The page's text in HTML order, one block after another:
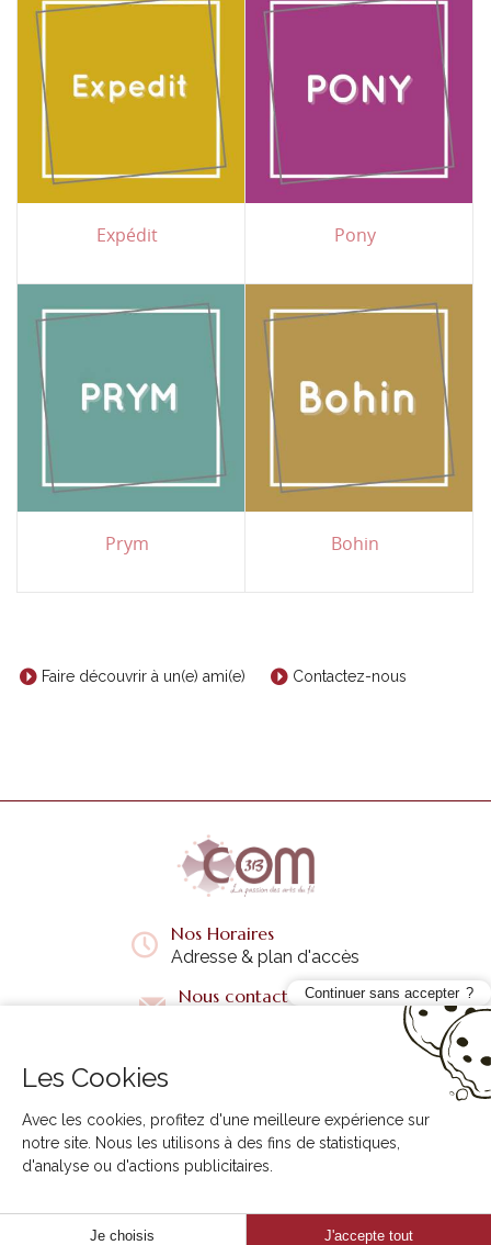
Expédit Pony
Prym Bohin
Faire découvrir à un(e) ami(e) Contactez-nous
Nos Horaires
Adresse & plan d'accès
Nous contacter
Liens utiles +
Continuer sans accepter
Les Cookies
Avec les cookies, profitez d'une meilleure expérience sur
notre site. Nous les utilisons à des fins de statistiques,
d'analyse ou d'actions publicitaires.
Je choisis J'accepte tout